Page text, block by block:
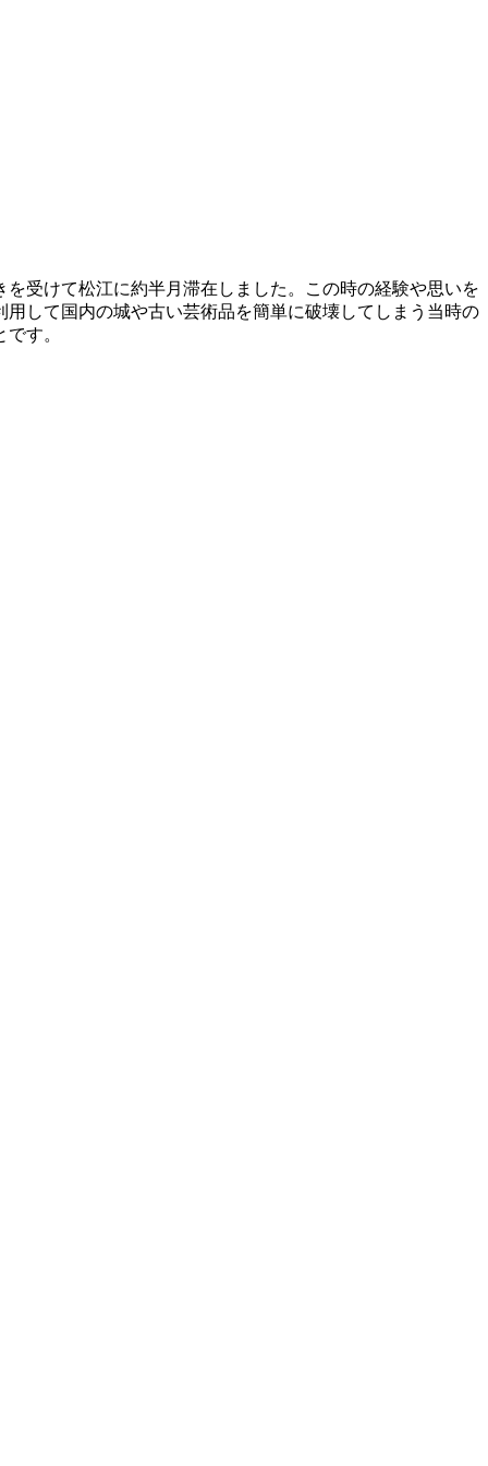
受けて松江に約半月滞在しました。この時の経験や思いを
して国内の城や古い芸術品を簡単に破壊してしまう当時の
す。